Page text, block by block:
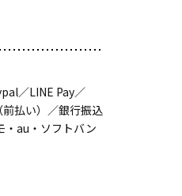
／LINE Pay／
払い）／銀行振込
・au・ソフトバン